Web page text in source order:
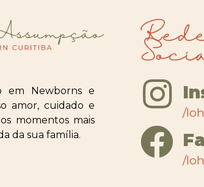
em Newborns e
amor, cuidado e
momentos mais
da sua família.
/
/